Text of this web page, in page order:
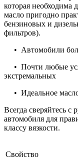
которая необходима
масло пригодно
бензиновых и
фильтров).
• Автомобили
• Почти любые
экстремальных
• Идеальное
Всегда сверяйтесь с
автомобиля для
классу вязкости.
Свойство